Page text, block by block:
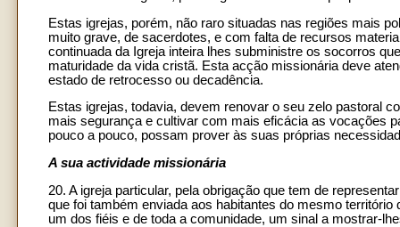
Estas igrejas, porém, não raro situadas nas regiões mais
muito grave, de sacerdotes, e com falta de recursos
continuada da Igreja inteira lhes subministre os socorros
maturidade da vida cristã. Esta acção missionária deve
estado de retrocesso ou decadência.
Estas igrejas, todavia, devem renovar o seu zelo pastoral
mais segurança e cultivar com mais eficácia as vocações
pouco a pouco, possam prover às suas próprias
A sua actividade missionária
20. A igreja particular, pela obrigação que tem de
que foi também enviada aos habitantes do mesmo
um dos fiéis e de toda a comunidade, um sinal a mostrar-